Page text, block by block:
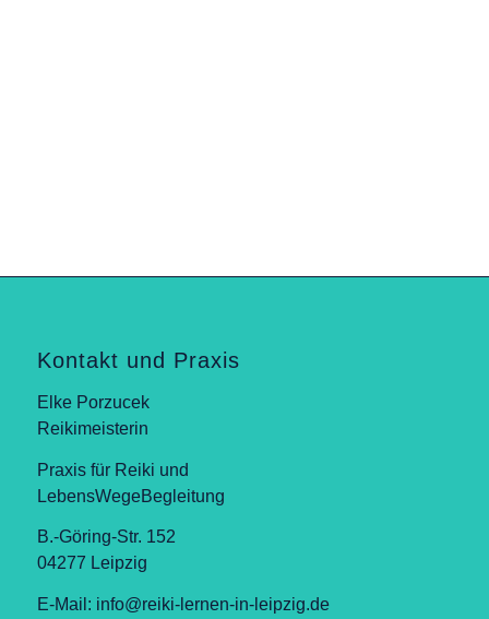
Kontakt und Praxis
Elke Porzucek
Reikimeisterin
Praxis für Reiki und
LebensWegeBegleitung
B.-Göring-Str. 152
04277 Leipzig
E-Mail: info@reiki-lernen-in-leipzig.de